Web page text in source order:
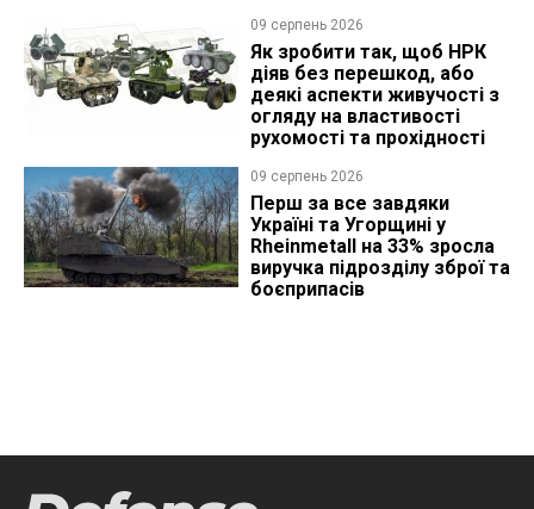
09 серпень 2026
Як зробити так, щоб НРК
діяв без перешкод, або
деякі аспекти живучості з
огляду на властивості
рухомості та прохідності
09 серпень 2026
Перш за все завдяки
Україні та Угорщині у
Rheinmetall на 33% зросла
виручка підрозділу зброї та
боєприпасів